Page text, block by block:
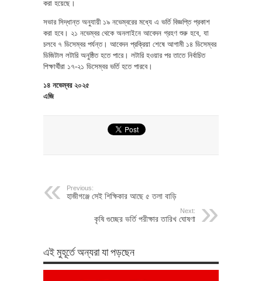
করা হয়েছে।
সভার সিদ্ধান্ত অনুযায়ী ১৯ নভেম্বরের মধ্যে এ ভর্তি বিজ্ঞপ্তি প্রকাশ
করা হবে। ২১ নভেম্বর থেকে অনলাইনে আবেদন গ্রহণ শুরু হবে, যা
চলবে ৭ ডিসেম্বর পর্যন্ত। আবেদন প্রক্রিয়া শেষে আগামী ১৪ ডিসেম্বর
ডিজিটাল লটারি অনুষ্ঠিত হতে পারে। লটারি হওয়ার পর তাতে নির্বাচিত
শিক্ষার্থীরা ১৭-২১ ডিসেম্বর ভর্তি হতে পারবে।
১৪ নভেম্বর ২০২৫
এজি
Previous:
হাজীগঞ্জে সেই শিক্ষিকার আছে ৫ তলা বাড়ি
Next:
কৃষি গুচ্ছের ভর্তি পরীক্ষার তারিখ ঘোষণা
এই মুহূর্তে অন্যরা যা পড়ছেন